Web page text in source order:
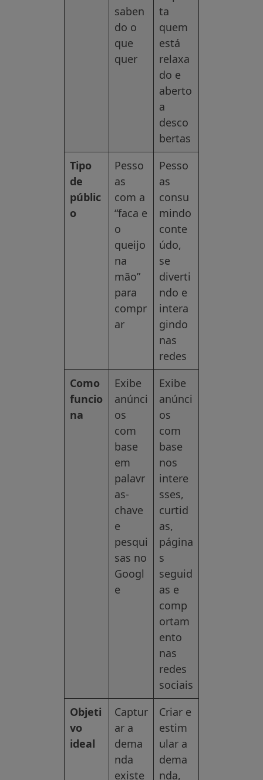
saben
do o
que
quer
ta
quem
está
relaxa
do e
aberto
a
desco
bertas
Tipo
de
públic
o
Pesso
as
com a
“faca e
o
queijo
na
mão”
para
compr
ar
Pesso
as
consu
mindo
conte
údo,
se
diverti
ndo e
intera
gindo
nas
redes
Como
funcio
na
Exibe
anúnci
os
com
base
em
palavr
as-
chave
e
pesqui
sas no
Googl
e
Exibe
anúnci
os
com
base
nos
intere
sses,
curtid
as,
página
s
seguid
as e
comp
ortam
ento
nas
redes
sociais
Objeti
vo
ideal
Captur
ar a
dema
nda
existe
Criar e
estim
ular a
dema
nda,